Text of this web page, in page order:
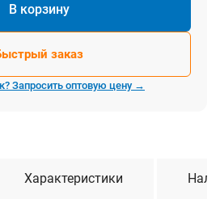
В корзину
заказ
Запросить оптовую цену →
Характеристики